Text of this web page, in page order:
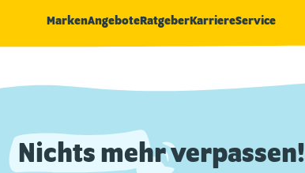
MarkenAngeboteRatgeberKarriereService
Nichts mehr verpassen!